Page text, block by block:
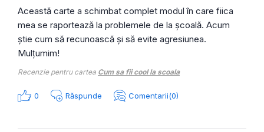
Această carte a schimbat complet modul în care fiica
mea se raportează la problemele de la școală. Acum
știe cum să recunoască și să evite agresiunea.
Mulțumim!
Recenzie pentru cartea Cum sa fii cool la scoala
0 Răspunde Comentarii(0)